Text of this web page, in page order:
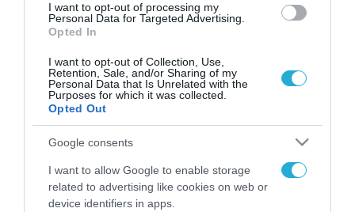
I want to opt-out of processing my
Personal Data for Targeted Advertising.
Opted In
I want to opt-out of Collection, Use,
Retention, Sale, and/or Sharing of my
Personal Data that Is Unrelated with the
Purposes for which it was collected.
Opted Out
Google consents
I want to allow Google to enable storage
related to advertising like cookies on web or
device identifiers in apps.
06.08.2026 | 01:02
Ο πρόεδρος του Ιράν
αποκαλύπτει για την υγεία του
Μοτζτάμπα Χαμενεΐ «τώρα είναι
πολύ δύσκολη η επικοινωνία»
06.08.2026
Οι Χούθι σφυροκοπούν